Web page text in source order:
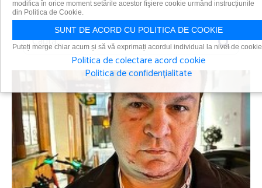
Caută
modifica în orice moment setările acestor fişiere cookie urmând instrucțiunile
din Politica de Cookie.
SUNT DE ACORD CU POLITICA DE COOKIE
Puteți merge chiar acum și să vă exprimați acordul individual la nivel de
Politica de colectare acord cookie
Politica de confidențialitate